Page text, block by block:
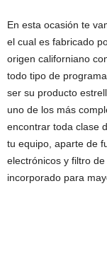
En esta ocasión te
el cual es fabricado
origen californiano
todo tipo de
ser su producto
uno de los más
encontrar toda clase
tu equipo, aparte de
electrónicos y filtro
incorporado para